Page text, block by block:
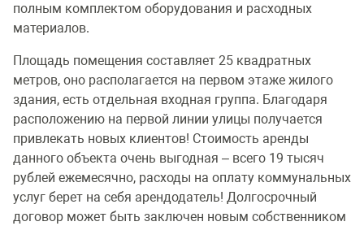
полным комплектом оборудования и расходных
материалов.
Площадь помещения составляет 25 квадратных
метров, оно располагается на первом этаже жилого
здания, есть отдельная входная группа. Благодаря
расположению на первой линии улицы получается
привлекать новых клиентов! Стоимость аренды
данного объекта очень выгодная – всего 19 тысяч
рублей ежемесячно, расходы на оплату коммунальных
услуг берет на себя арендодатель! Долгосрочный
договор может быть заключен новым собственником